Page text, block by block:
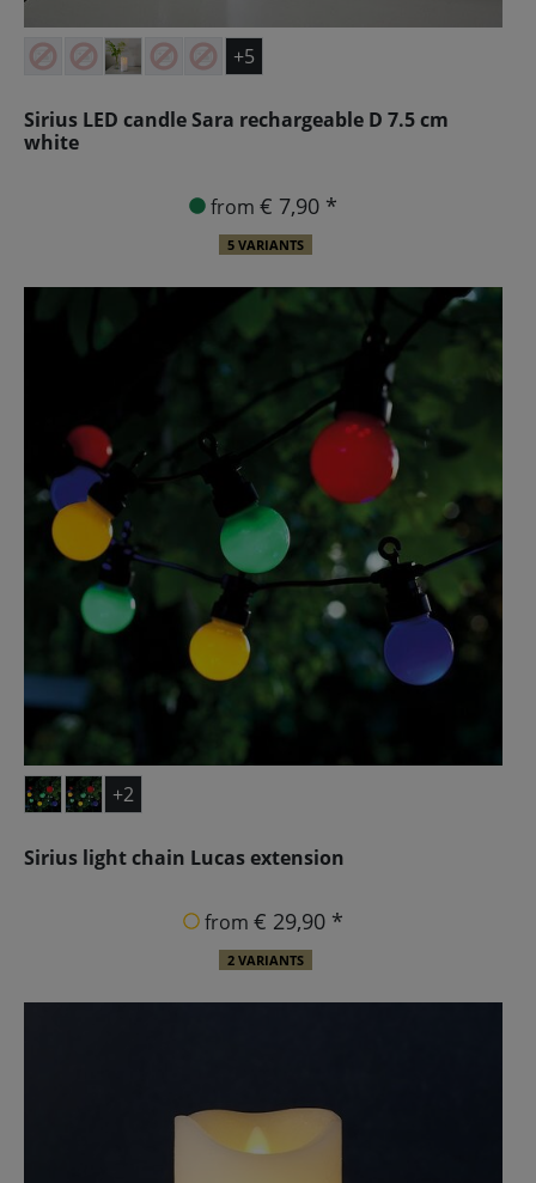
+5
Sirius LED candle Sara rechargeable D 7.5 cm
white
from € 7,90 *
5 VARIANTS
+2
Sirius light chain Lucas extension
from € 29,90 *
2 VARIANTS